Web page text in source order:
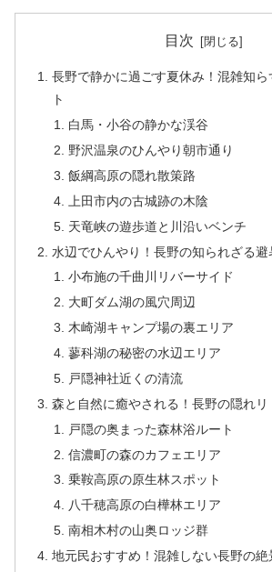
目次
長野で静かに過ごす夏休み！混雑知ら
ト
白馬・小谷の静かな渓谷
野沢温泉のひんやり朝市通り
飯綱高原の隠れ散策路
上田市内の古城跡の木陰
天竜峡の遊歩道と川沿いベンチ
水辺でひんやり！長野の知られざる避
小布施の千曲川リバーサイド
大町ダム湖の風穴周辺
木崎湖キャンプ場の裏エリア
蓼科湖の秘密の水辺エリア
戸隠神社近くの清流
森と自然に癒やされる！長野の隠れ
戸隠の奥まった森林浴ルート
信濃町の森のカフェエリア
乗鞍高原の原生林スポット
八千穂高原の白樺林エリア
南相木村の山奥ロッジ群
地元民おすすめ！混雑しない長野の絶